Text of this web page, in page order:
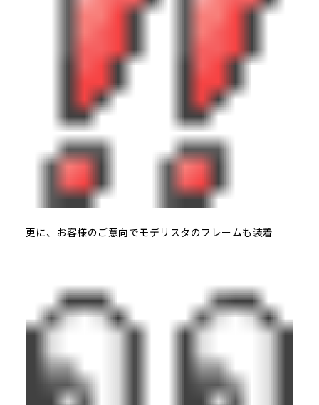
更に、お客様のご意向でモデリスタのフレームも装着